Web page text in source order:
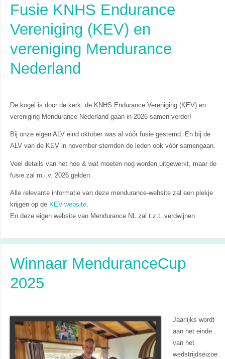
Fusie KNHS Endurance
Vereniging (KEV) en
vereniging Mendurance
Nederland
De kogel is door de kerk: de KNHS Endurance Vereniging (KEV) en
vereniging Mendurance Nederland gaan in 2026 samen verder!
Bij onze eigen ALV eind oktober was al vóór fusie gestemd. En bij de
ALV van de KEV in november stemden de leden ook vóór samengaan.
Veel details van het hoe & wat moeten nog worden uitgewerkt, maar de
fusie zal m.i.v. 2026 gelden.
Alle relevante informatie van deze mendurance-website zal een plekje
krijgen op de KEV-website.
En deze eigen website van Mendurance NL zal t.z.t. verdwijnen.
Winnaar MenduranceCup
2025
Jaarlijks wordt
aan het einde
van het
wedstrijdseizoe